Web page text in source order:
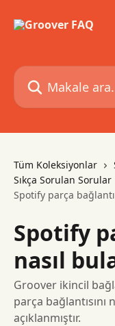
Makale ara...
Tüm Koleksiyonlar
Sıkça Sorulan Sorular
Spotify parça
Spotify
nasıl
Groover ikincil
parça bağlantısını
açıklanmıştır.